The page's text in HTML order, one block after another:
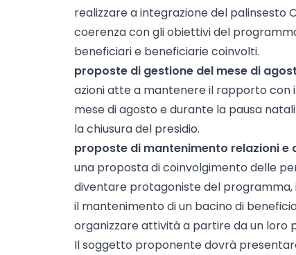
realizzare a integrazione del palinsesto
coerenza con gli obiettivi del
beneficiari e beneficiarie coinvolti.
proposte di gestione del mese di
azioni atte a mantenere il rapporto con
mese di agosto e durante la pausa
la chiusura del presidio.
proposte di mantenimento relazioni
una proposta di coinvolgimento delle
diventare protagoniste del
il mantenimento di un bacino di
organizzare attività a partire da un loro
Il soggetto proponente dovrà